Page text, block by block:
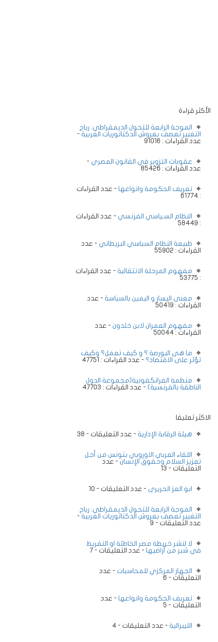
الأكثر قراءة
الموجة الرابعة للتحول الديمقراطي: رياح
التغيير تعصف بعروش الدكتاتوريات العربية -
عدد القراءات : 91016
عقوبات التزوير في القانون المصري -
عدد القراءات : 85426
تعريف الحكومة وانواعها - عدد القراءات
: 61774
النظام السـياسي الفرنسي - عدد القراءات
: 58449
طبيعة النظام السياسي البريطاني - عدد
القراءات : 55902
مفهوم المرحلة الانتقالية - عدد القراءات
: 53775
معنى اليسار و اليمين بالسياسة - عدد
القراءات : 50419
مفهوم العمران لابن خلدون - عدد
القراءات : 50044
ما هى البورصة ؟ و كيف تعمل؟ وكيف
تؤثر على الاقتصاد؟ - عدد القراءات : 47751
منظمة الفرانكفونية(مجموعة الدول
الناطقة بالفرنسية) - عدد القراءات : 47703
الاكثر تعليقا
هيئة الرقابة الإدارية - عدد التعليقات - 38
اللقاء العربي الاوروبي بتونس من أجل
تعزيز السلام وحقوق الإنسان - عدد
التعليقات - 13
ابو العز الحريرى - عدد التعليقات - 10
الموجة الرابعة للتحول الديمقراطي: رياح
التغيير تعصف بعروش الدكتاتوريات العربية -
عدد التعليقات - 9
لا لنشر خريطة مصر الخاطئة او التفريط
في شبر من أراضيها - عدد التعليقات - 7
الجهاز المركزي للمحاسبات - عدد
التعليقات - 6
تعريف الحكومة وانواعها - عدد
التعليقات - 5
الليبرالية - عدد التعليقات - 4